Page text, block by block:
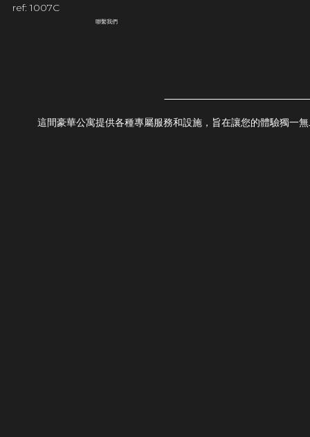
ref: 1007C
聯繫我們
這間豪華公寓提供各種專屬服務和設施，旨在讓您的體驗獨一